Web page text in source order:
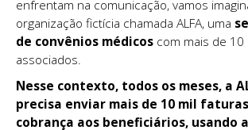
enfrentam na comunicação, vamos
organização fictícia chamada ALFA, uma
de convênios médicos com mais de 10
associados.
Nesse contexto, todos os meses, a
precisa enviar mais de 10 mil
cobrança aos beneficiários, usando a